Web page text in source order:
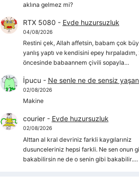
aklına gelmez mi?
RTX 5080 - Evde huzursuzluk
04/08/2026
Restini çek, Allah affetsin, babam çok
yanlış yaptı ve kendisini epey hırpaladım,
öncesinde babaannem çivili sopayla…
İpucu - Ne senle ne de sensiz
02/08/2026
Makine
courier- Evde huzursuzluk
02/08/2026
Alttan al kral devriniz farkli kaygılarıniz
dusunceleriniz hepsi farkli. Ne sen onun
bakabilirsin ne de o senin gibi bakabilir.…